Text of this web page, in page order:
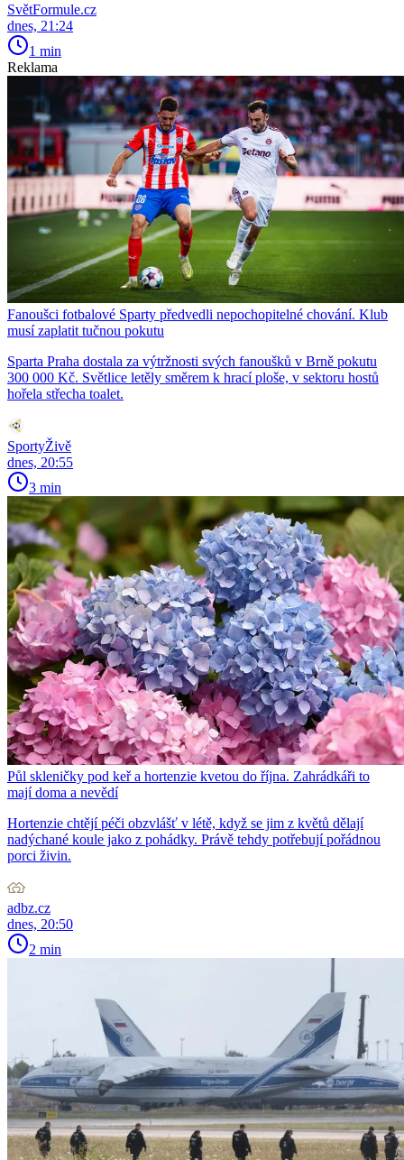
SvětFormule.cz
dnes, 21:24
1 min
Reklama
Fanoušci fotbalové Sparty předvedli nepochopitelné chování. Klub
musí zaplatit tučnou pokutu
Sparta Praha dostala za výtržnosti svých fanoušků v Brně pokutu
300 000 Kč. Světlice letěly směrem k hrací ploše, v sektoru hostů
hořela střecha toalet.
SportyŽivě
dnes, 20:55
3 min
Půl skleničky pod keř a hortenzie kvetou do října. Zahrádkáři to
mají doma a nevědí
Hortenzie chtějí péči obzvlášť v létě, když se jim z květů dělají
nadýchané koule jako z pohádky. Právě tehdy potřebují pořádnou
porci živin.
adbz.cz
dnes, 20:50
2 min